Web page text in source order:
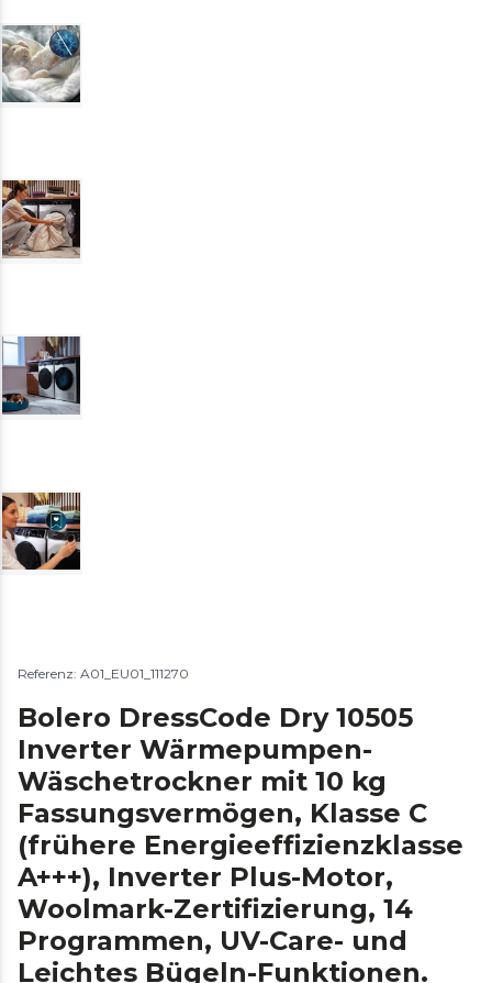
Referenz: A01_EU01_111270
Bolero DressCode Dry 10505
Inverter Wärmepumpen-
Wäschetrockner mit 10 kg
Fassungsvermögen, Klasse C
(frühere Energieeffizienzklasse
A+++), Inverter Plus-Motor,
Woolmark-Zertifizierung, 14
Programmen, UV-Care- und
Leichtes Bügeln-Funktionen.